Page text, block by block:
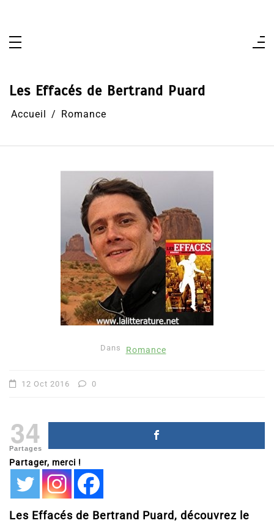
Les Effacés de Bertrand Puard
Accueil Romance
Dans Romance
12 Oct 2016 0
34
Partages
Partager, merci !
Les Effacés de Bertrand Puard, découvrez le